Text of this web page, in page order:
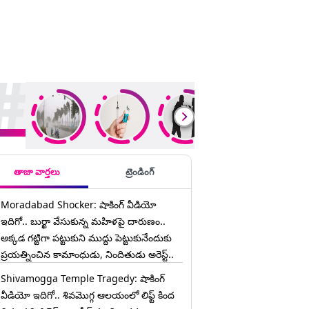
తాజా వార్తలు ట్రెండింగ్
Moradabad Shocker: షాకింగ్ వీడియో
ఇదిగో.. బుర్ఖా వేసుకున్న మహిళపై దారుణం..
అక్కడ గట్టిగా పట్టుకుని ముద్దు పెట్టుకునేందుకు
ప్రయత్నించిన కామాంధుడు, నిందితుడు అరెస్ట్..
Shivamogga Temple Tragedy: షాకింగ్
వీడియో ఇదిగో.. శివమొగ్గ ఆలయంలో లిఫ్ట్ కింద